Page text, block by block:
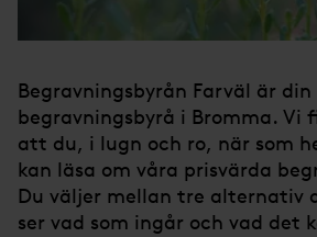
Begravningsbyrån Farväl är
begravningsbyrå i Bromma. Vi
att du, i lugn och ro, när som
kan läsa om våra prisvärda
Du väljer mellan tre alternativ
ser vad som ingår och vad det